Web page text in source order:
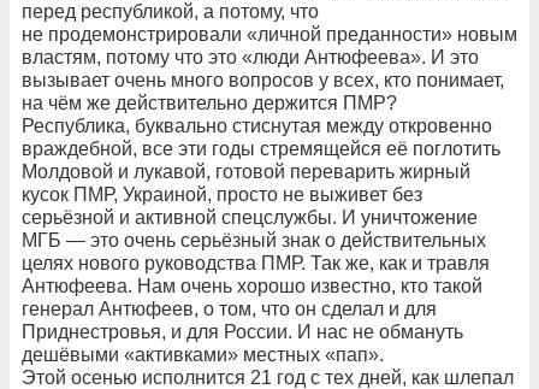
перед республикой, а потому, что
не продемонстрировали «личной преданности» новым
властям, потому что это «люди Антюфеева». И это
вызывает очень много вопросов у всех, кто понимает,
на чём же действительно держится ПМР?
Республика, буквально стиснутая между откровенно
враждебной, все эти годы стремящейся её поглотить
Молдовой и лукавой, готовой переварить жирный
кусок ПМР, Украиной, просто не выживет без
серьёзной и активной спецслужбы. И уничтожение
МГБ — это очень серьёзный знак о действительных
целях нового руководства ПМР. Так же, как и травля
Антюфеева. Нам очень хорошо известно, кто такой
генерал Антюфеев, о том, что он сделал и для
Приднестровья, и для России. И нас не обмануть
дешёвыми «активками» местных «пап».
Этой осенью исполнится 21 год с тех дней, как шлепал